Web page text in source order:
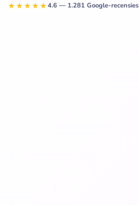
★★★★★4.6 — 1.281 Google-recensies